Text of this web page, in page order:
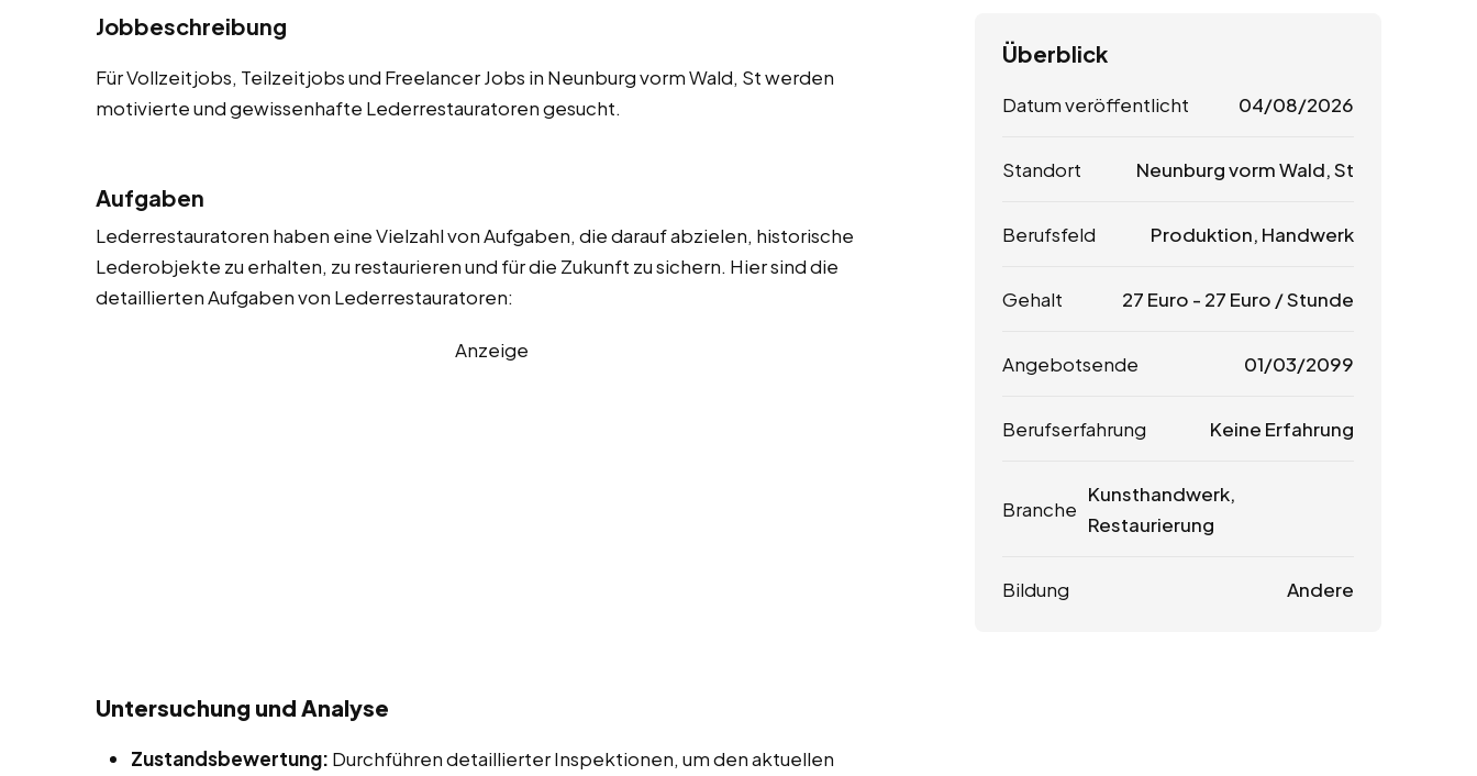
Jobbeschreibung
Für Vollzeitjobs, Teilzeitjobs und Freelancer Jobs in Neunburg vorm Wald, St werden
motivierte und gewissenhafte Lederrestauratoren gesucht.
Aufgaben
Lederrestauratoren haben eine Vielzahl von Aufgaben, die darauf abzielen, historische
Lederobjekte zu erhalten, zu restaurieren und für die Zukunft zu sichern. Hier sind die
detaillierten Aufgaben von Lederrestauratoren:
Anzeige
Untersuchung und Analyse
Zustandsbewertung: Durchführen detaillierter Inspektionen, um den aktuellen
Überblick
Datum veröffentlicht 04/08/2026
Standort Neunburg vorm Wald, St
Berufsfeld Produktion, Handwerk
Gehalt 27 Euro - 27 Euro / Stunde
Angebotsende 01/03/2099
Berufserfahrung Keine Erfahrung
Branche
Kunsthandwerk,
Restaurierung
Bildung Andere